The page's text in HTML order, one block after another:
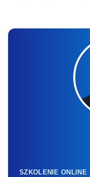
SZKOLENIE ONLINE